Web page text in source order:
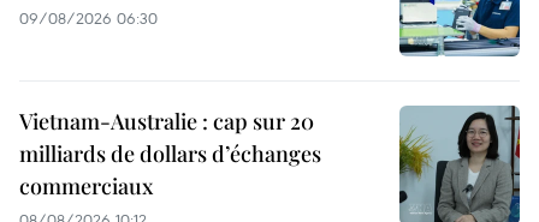
09/08/2026 06:30
Vietnam-Australie : cap sur 20
milliards de dollars d’échanges
commerciaux